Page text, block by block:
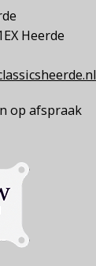
Heerde
op afspraak